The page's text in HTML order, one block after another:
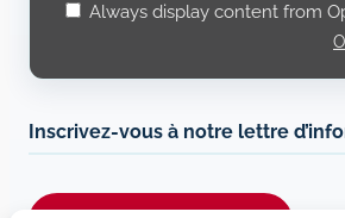
Always display content from
Inscrivez-vous à notre lettre